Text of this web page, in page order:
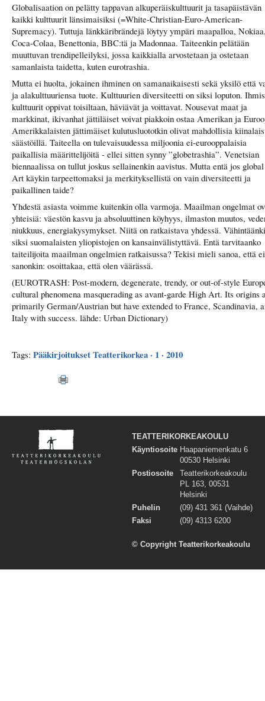
Globalisaation on pelätty tappavan alkuperäiskulttuurit ja tasapäistävän
kaikki kulttuurit länsimaisiksi (=White-Christian-Euro-American-
Supremacy). Tuttuja länkkäribrändejä löytyy ympäri maapalloa,
Coca-Colaa, Benettonia, BBC:tä ja Madonnaa. Taiteenkin pelätään
muuttuvan trendipelleilyksi, jossa kaikkialla arvostetaan ja ostetaan
samanlaista taidetta, kuten eurotrashia.
Mutta ei huolta, jokainen ihminen on samanaikaisesti sekä yksilö että
ja alakulttuuriensa tuote. Kulttuurien diversiteetti on siksi loputon.
kulttuurit oppivat toisiltaan, häviävät ja voittavat. Nousevat maat ja
markkinat, ikivanhat jättiläiset voivat piakkoin ostaa Amerikan ja
Amerikkalaisten jättimäiset kulutusluototkin olivat mahdollisia
säästöillä. Taiteella on tulevaisuudessa miljoonia ei-eurooppalaisia
paikallisia määrittelijöitä - ellei sitten synny ”globetrashia”. Venetsian
biennaalissa on tullut joskus sellainenkin aavistus. Mutta entä jos
Art käykin tarpeettomaksi ja merkityksellistä on vain diversiteetti ja
paikallinen taide?
Yhdestä asiasta voimme kuitenkin olla varmoja. Maailman ongelmat
yhteisiä: väestön kasvu ja absoluuttinen köyhyys, ilmaston muutos,
niukkuus, energiakysymykset. Niitä on ratkaistava yhdessä.
siksi suomalaisten yliopistojen on kansainvälistyttävä. Entä tarvitaanko
taiteilijoita maailman ongelmien ratkaisussa? Tekisi mieli sanoa, että
sanonkin: osoittakaa, että olen väärässä.
(EUROTRASH: Post-modern, degenerate, trendy, or out-of-style
cultural phenomena masquerading as avant-garde High Art. Its origins
primarily German/Austrian but have extended to France, Scandinavia,
Italy with success. lähde: Urban Dictionary)
Tags: PääkirjoituksetTeatterikorkea · 1 · 2010
TEATTERIKORKEAKOULU
Käyntiosoite Haapaniemenkatu 6
00530 Helsinki
Postiosoite
Teatterikorkeakoulu
PL 163, 00531
Helsinki
Puhelin
(09) 431 361 (Vaihde)
Faksi
(09) 4313 6200
© Copyright Teatterikorkeakoulu